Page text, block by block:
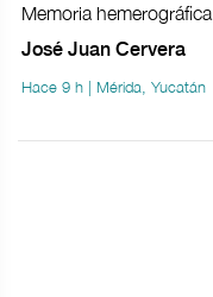
Memoria hemerográfica
José Juan Cervera
Hace 9 h | Mérida, Yucatán